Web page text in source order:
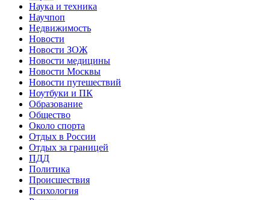
Наука и техника
Научпоп
Недвижимость
Новости
Новости ЗОЖ
Новости медицины
Новости Москвы
Новости путешествий
Ноутбуки и ПК
Образование
Общество
Около спорта
Отдых в России
Отдых за границей
ПДД
Политика
Происшествия
Психология